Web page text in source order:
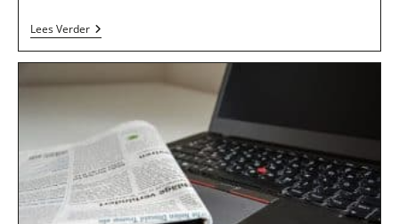
Lees VerderStichting
Historische
Reeks
Van
En
Altena
In
Nieuwkuijk